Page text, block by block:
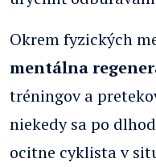
Okrem fyzických
mentálna
tréningov a
niekedy sa po
ocitne cyklista v